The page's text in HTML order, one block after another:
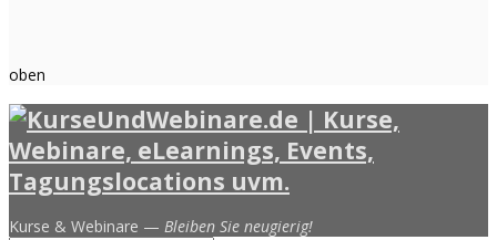
oben
Kurse & Webinare — Bleiben Sie neugierig!